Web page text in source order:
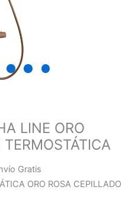
LINE ORO
Gratis
ORO ROSA CEPILLADO